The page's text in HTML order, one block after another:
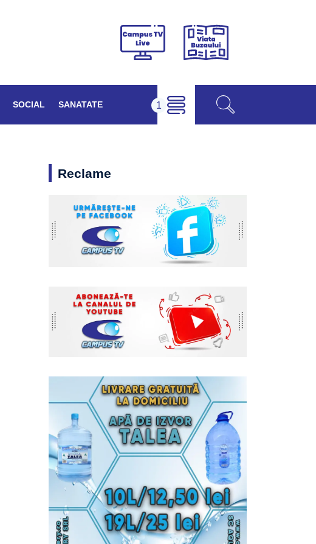
Campus
Viața
SOCIAL SANATATE
Reclame